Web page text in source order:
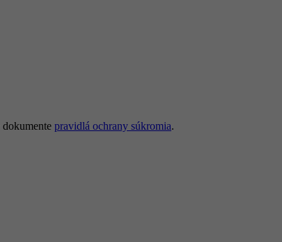
dokumente pravidlá ochrany súkromia.